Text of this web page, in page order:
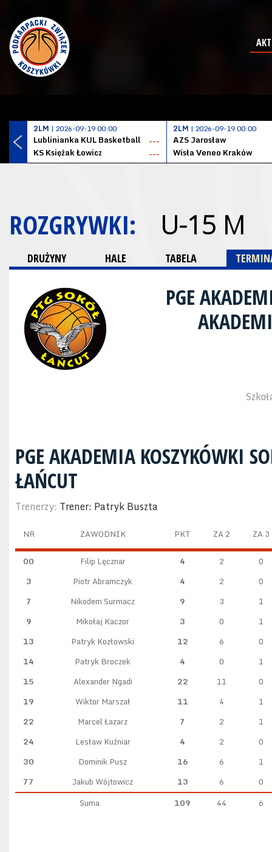
2LM | 2026-09-19 00:00
Lublinianka KUL Basketball
---
KS Księżak Łowicz
---
2LM | 2026-09-19 00:00
AZS Jarosław
Wisła Veneo Kraków
ROZGRYWKI: U-15 M
DRUŻYNY HALE TABELA
PGE
PGE AKADEMIA KOSZYKÓWKI
ŁAŃCUT
Trenerzy: Trener: Patryk Buszta
NR ZAWODNIK PKT ZA 2 ZA 3
00 Filip Lęcznar 4 2
0
3
Piotr Abramczyk 4 2
0
7
Nikodem Surmacz 9 3
1
9
Mikołaj Kaczor 3 0
1
13
Patryk Kozłowski 12 6
0
14
Patryk Broczek 4 0
1
15
Alexander Ngadi 22 11
0
19
Wiktor Marszał 11 4
1
22
Marcel Łazarz 7 2
1
24
Lesław Kuźniar 4 2
0
30
Dominik Pusz 16 6
1
77
Jakub Wójtowicz 13 6
0
Suma
109 44 6